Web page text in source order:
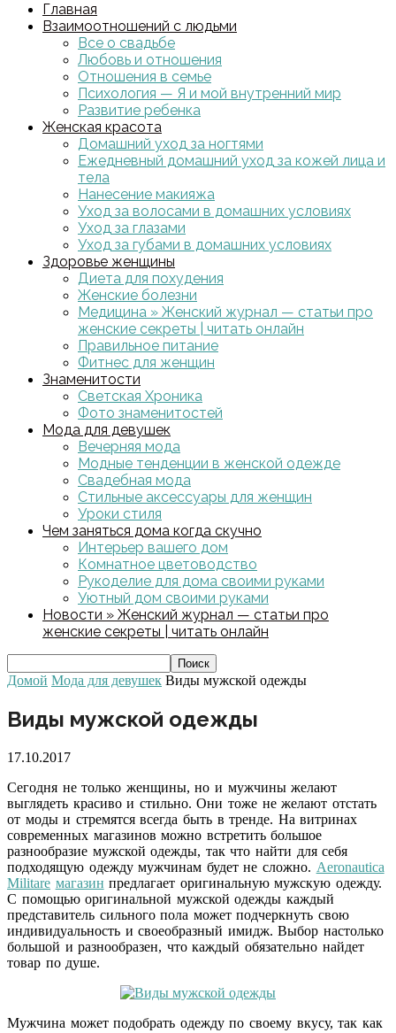
Главная
Взаимоотношений с людьми
Все о свадьбе
Любовь и отношения
Отношения в семье
Психология — Я и мой внутренний мир
Развитие ребенка
Женская красота
Домашний уход за ногтями
Ежедневный домашний уход за кожей лица и
тела
Нанесение макияжа
Уход за волосами в домашних условиях
Уход за глазами
Уход за губами в домашних условиях
Здоровье женщины
Диета для похудения
Женские болезни
Медицина » Женский журнал — статьи про
женские секреты | читать онлайн
Правильное питание
Фитнес для женщин
Знаменитости
Светская Хроника
Фото знаменитостей
Мода для девушек
Вечерняя мода
Модные тенденции в женской одежде
Свадебная мода
Стильные аксессуары для женщин
Уроки стиля
Чем заняться дома когда скучно
Интерьер вашего дом
Комнатное цветоводство
Рукоделие для дома своими руками
Уютный дом своими руками
Новости » Женский журнал — статьи про
женские секреты | читать онлайн
Домой Мода для девушек Виды мужской одежды
Виды мужской одежды
17.10.2017
Сегодня не только женщины, но и мужчины желают
выглядеть красиво и стильно. Они тоже не желают отстать
от моды и стремятся всегда быть в тренде. На витринах
современных магазинов можно встретить большое
разнообразие мужской одежды, так что найти для себя
подходящую одежду мужчинам будет не сложно. Aeronautica
Militare магазин предлагает оригинальную мужскую одежду.
С помощью оригинальной мужской одежды каждый
представитель сильного пола может подчеркнуть свою
индивидуальность и своеобразный имидж. Выбор настолько
большой и разнообразен, что каждый обязательно найдет
товар по душе.
Мужчина может подобрать одежду по своему вкусу, так как